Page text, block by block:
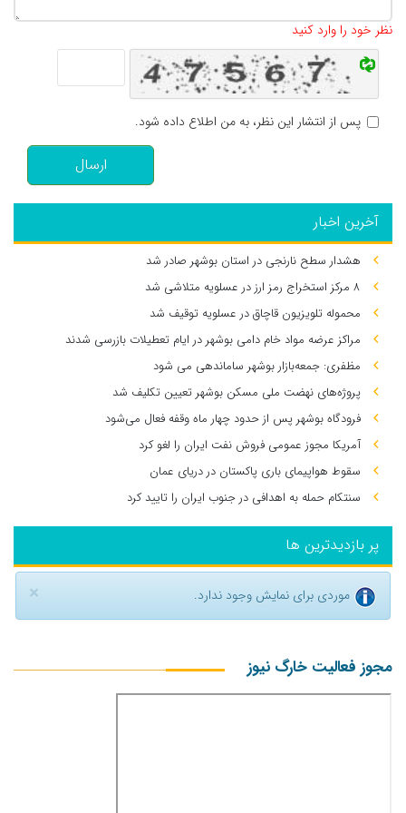
نظر خود را وارد کنید
پس از انتشار این نظر، به من اطلاع داده شود.
ارسال
آخرین اخبار
هشدار سطح نارنجی در استان بوشهر صادر شد
۸ مرکز استخراج رمز ارز در عسلویه متلاشی شد
محموله تلویزیون قاچاق در عسلویه توقیف شد
مراکز عرضه مواد خام دامی بوشهر در ایام تعطیلات بازرسی شدند
مظفری: جمعه‌بازار بوشهر ساماندهی می‌ شود
پروژه‌های نهضت ملی مسکن بوشهر تعیین تکلیف شد
فرودگاه بوشهر پس از حدود چهار ماه وقفه فعال می‌شود
آمریکا مجوز عمومی فروش نفت ایران را لغو کرد
سقوط هواپیمای باری پاکستان در دریای عمان
سنتکام حمله به اهدافی در جنوب ایران را تایید کرد
پر بازدیدترین ها
× موردی برای نمایش وجود ندارد.
مجوز فعالیت خارگ نیوز